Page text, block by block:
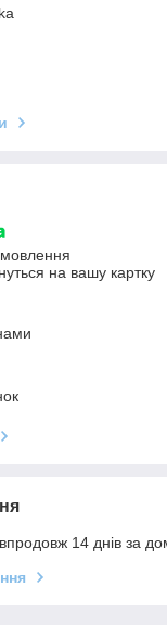
на вашу картку
14 днів за